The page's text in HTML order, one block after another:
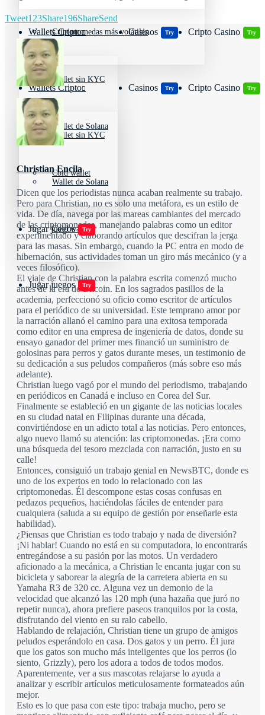
Wallets Cripto
Wallet sin KYC
Wallet de Solana
Cold wallet
Casinos Try Cripto Casino Try
Jugar juegos Try
Criptomonedas más volátiles
Wallets Cripto
Wallet sin KYC
Wallet de Solana
Cold wallet
Casinos Try Cripto Casino Try
Jugar juegos Try
Tweet123Share196ShareSend
Christian Encila
Dicen que los periodistas nunca acaban realmente su trabajo.
Pero para Christian, no es solo una metáfora, es un estilo de
vida. De día, navega por las mareas cambiantes del mercado
de las criptomonedas, manejando palabras como un editor
experimentado y elaborando artículos que descifran la jerga
para las masas. Sin embargo, cuando la PC entra en modo de
hibernación, sus actividades toman un giro más mecánico (y a
veces filosófico).
El viaje de Christian con la palabra escrita comenzó mucho
antes de la era de Bitcoin. En los sagrados pasillos de la
academia, perfeccionó su oficio como escritor de artículos
para el periódico de su universidad. Este temprano amor por
la narración allanó el camino para una exitosa temporada
como editor en una empresa de ingeniería de datos, donde su
ensayo ganador del primer mes financió un suministro de
golosinas para perros y gatos durante meses, un testimonio de
su dedicación a sus peludos compañeros (más sobre eso más
adelante).
Christian luego vagó por el mundo del periodismo, trabajando
en periódicos en Canadá e incluso en Corea del Sur.
Finalmente se estableció en un gigante de las noticias locales
en su ciudad natal en Filipinas durante una década,
convirtiéndose en un adicto total a las noticias. Pero entonces,
algo nuevo llamó su atención: las criptomonedas. ¡Era como
una búsqueda del tesoro mezclada con narración, justo en su
calle!
Entonces, consiguió un trabajo genial en NewsBTC, donde es
uno de los expertos en todo lo relacionado con las
criptomonedas. Él descompone estas cosas confusas en
pedazos pequeños, haciéndolas fáciles de entender para
cualquiera (saluda a su equipo de gestión por enseñarle esta
habilidad).
¿Piensas que Christian es todo trabajo y nada de diversión?
¡Ni hablar! Cuando no está en su computadora, lo encontrarás
entregándose a su pasión por las motos. Un verdadero
aficionado a la mecánica, a Christian le encanta jugar con su
bicicleta y saborear la alegría de la carretera abierta en su
Yamaha R3 de 320 cc. Alguna vez un demonio de la
velocidad que alcanzó las 120 mph (una hazaña que juró no
repetir nunca), ahora prefiere paseos tranquilos por la costa,
disfrutando del viento en su ralo cabello.
Hablando de relajación, Christian tiene un grupo de amigos
peludos esperándolo en casa. Dos gatos y un perro. Él jura
que los gatos son mucho más inteligentes que los perros (lo
siento, Grizzly), pero los adora a todos de todos modos.
Aparentemente, ver a sus mascotas relajarse lo ayuda a
analizar y escribir artículos meticulosamente formateados aún
mejor.
Esto es lo que pasa con este tipo: trabaja mucho, pero se